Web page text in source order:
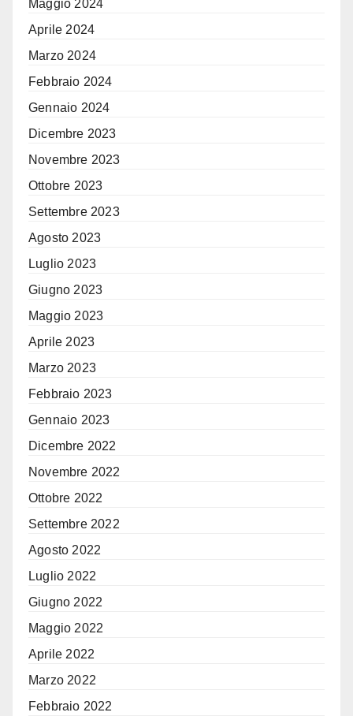
Maggio 2024
Aprile 2024
Marzo 2024
Febbraio 2024
Gennaio 2024
Dicembre 2023
Novembre 2023
Ottobre 2023
Settembre 2023
Agosto 2023
Luglio 2023
Giugno 2023
Maggio 2023
Aprile 2023
Marzo 2023
Febbraio 2023
Gennaio 2023
Dicembre 2022
Novembre 2022
Ottobre 2022
Settembre 2022
Agosto 2022
Luglio 2022
Giugno 2022
Maggio 2022
Aprile 2022
Marzo 2022
Febbraio 2022